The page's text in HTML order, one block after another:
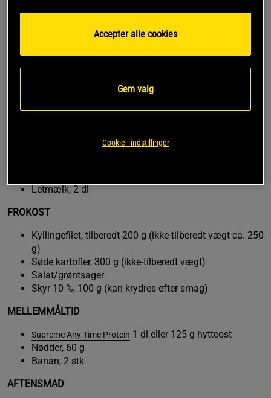
Letmælk, 2 dl
FROKOST
Kyllingefilet, tilberedt 200 g (ikke-tilberedt vægt ca. 250
g)
Søde kartofler, 300 g (ikke-tilberedt vægt)
Salat/grøntsager
Skyr 10 %, 100 g (kan krydres efter smag)
MELLEMMÅLTID
Supreme Any Time Protein 1 dl eller 125 g hytteost
Nødder, 60 g
Banan, 2 stk.
AFTENSMAD
Accepter alle cookies
Gem valg
Cookie - indstillinger